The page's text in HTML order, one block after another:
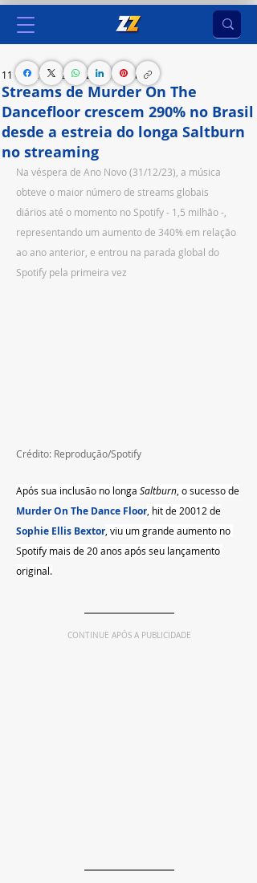
Streams de Murder On The
Dancefloor crescem 290% no Brasil
desde a estreia do longa Saltburn
no streaming
11 de jan. de 2024 2 min de leitura
Na véspera de Ano Novo (31/12/23), a música
obteve o maior número de streams globais
diários até o momento no Spotify - 1,5 milhão -,
representando um aumento de 340% em relação
ao ano anterior, e entrou na parada global do
Spotify pela primeira vez
Crédito: Reprodução/Spotify
Após sua inclusão no longa Saltburn , o sucesso de
Murder On The Dance Floor , hit de 20012 de
Sophie Ellis Bextor , viu um grande aumento no
Spotify mais de 20 anos após seu lançamento
original.
CONTINUE APÓS A PUBLICIDADE